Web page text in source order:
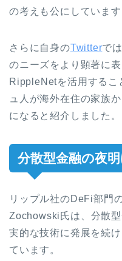
の考えも公にしています
さらに自身のTwitterで
のニーズをより顕著に
RippleNetを活用するこ
ュ人が海外在住の家族
になると紹介しました。
分散型金融の夜
リップル社のDeFi部門
Zochowski氏は、分散
実的な技術に発展を続
ています。